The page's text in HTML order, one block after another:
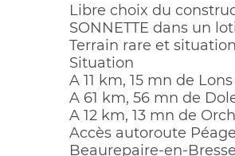
Libre choix du
SONNETTE dans un
Terrain rare et
Situation
A 11 km, 15 mn de
A 61 km, 56 mn de
A 12 km, 13 mn de
Accès autoroute
Beaurepaire-en-